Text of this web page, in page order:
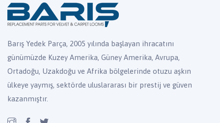
Barış Yedek Parça, 2005 yılında başlayan ihracatını
günümüzde Kuzey Amerika, Güney Amerika, Avrupa,
Ortadoğu, Uzakdoğu ve Afrika bölgelerinde otuzu aşkın
ülkeye yaymış, sektörde uluslararası bir prestij ve güven
kazanmıştır.